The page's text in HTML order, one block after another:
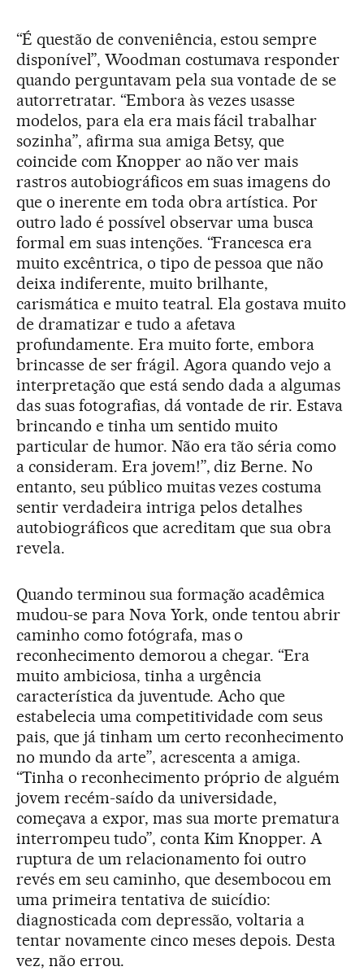
“É questão de conveniência, estou sempre
disponível”, Woodman costumava responder
quando perguntavam pela sua vontade de se
autorretratar. “Embora às vezes usasse
modelos, para ela era mais fácil trabalhar
sozinha”, afirma sua amiga Betsy, que
coincide com Knopper ao não ver mais
rastros autobiográficos em suas imagens do
que o inerente em toda obra artística. Por
outro lado é possível observar uma busca
formal em suas intenções. “Francesca era
muito excêntrica, o tipo de pessoa que não
deixa indiferente, muito brilhante,
carismática e muito teatral. Ela gostava muito
de dramatizar e tudo a afetava
profundamente. Era muito forte, embora
brincasse de ser frágil. Agora quando vejo a
interpretação que está sendo dada a algumas
das suas fotografias, dá vontade de rir. Estava
brincando e tinha um sentido muito
particular de humor. Não era tão séria como
a consideram. Era jovem!”, diz Berne. No
entanto, seu público muitas vezes costuma
sentir verdadeira intriga pelos detalhes
autobiográficos que acreditam que sua obra
revela.
Quando terminou sua formação acadêmica
mudou-se para Nova York, onde tentou abrir
caminho como fotógrafa, mas o
reconhecimento demorou a chegar. “Era
muito ambiciosa, tinha a urgência
característica da juventude. Acho que
estabelecia uma competitividade com seus
pais, que já tinham um certo reconhecimento
no mundo da arte”, acrescenta a amiga.
“Tinha o reconhecimento próprio de alguém
jovem recém-saído da universidade,
começava a expor, mas sua morte prematura
interrompeu tudo”, conta Kim Knopper. A
ruptura de um relacionamento foi outro
revés em seu caminho, que desembocou em
uma primeira tentativa de suicídio:
diagnosticada com depressão, voltaria a
tentar novamente cinco meses depois. Desta
vez, não errou.